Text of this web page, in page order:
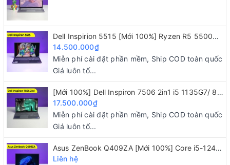
ổn định và thiết kế thiên về tính tiện dụng.
Bản lề vẫn cho phép anh em mở màn hình ra một
góc tối đa 180 độ - đây là yếu tố cần thiết đối với
một chiếc máy hướng đến đối tượng người dùng
này còn dễ dàng nâng cấp SSD, RAM, card Wi-Fi.
Cấu hình giúp bạn làm việc nhanh, đa nhiệm
mượt
Dell Inspirion 5515 [Mới 100%] Ryzen R5 5500U/ 8GB/ 256GB/ 15.6" FHD IPS
14.500.000₫
Miễn phí cài đặt phần mềm, Ship COD toàn quốc
Giá luôn tố...
[Mới 100%] Dell Inspiron 7506 2in1 i5 1135G7/ 8GB/ 256GB/ 15.6 FHD
17.500.000₫
Miễn phí cài đặt phần mềm, Ship COD toàn quốc
Giá luôn tố...
Asus ZenBook Q409ZA [Mới 100%] Core i5-1240P/ 8GB/ 256GB/ 14" 2.8K OLED
Liên hệ